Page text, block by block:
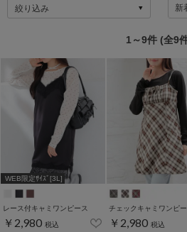
絞り込み
1～9件 (全9
WEB限定ｻｲｽﾞ[3L]
レース付キャミワンピース
￥2,980 税込
チェックキャミワンピー
￥2,980 税込